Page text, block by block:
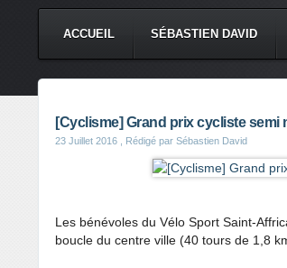
ACCUEIL SÉBASTIEN DAVID
[Cyclisme] Grand prix cycliste
23 Juillet 2016 , Rédigé par Sébastien David
Les bénévoles du Vélo Sport Saint-
boucle du centre ville (40 tours de 1,8